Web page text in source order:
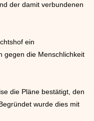
der damit verbundenen
ein
gegen die Menschlichkeit
die Pläne bestätigt, den
wurde dies mit